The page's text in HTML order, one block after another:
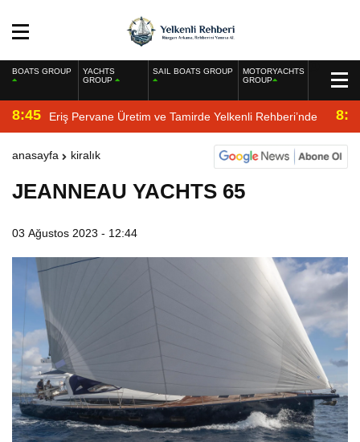
BOATS GROUP
YACHTS
GROUP
SAIL BOATS GROUP
MOTORYACHTS
GROUP
8:45 Eriş Pervane Üretim ve Tamirde Yelkenli Rehberi’nde
anasayfa kiralık
JEANNEAU YACHTS 65
03 Ağustos 2023 - 12:44